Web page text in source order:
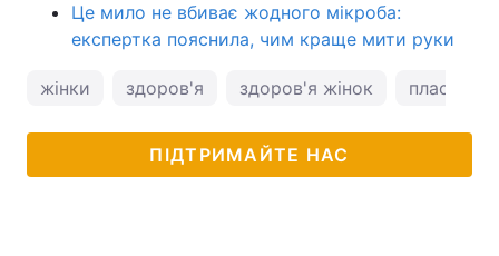
Це мило не вбиває жодного мікроба:
експертка пояснила, чим краще мити руки
жінки здоров'я здоров'я жінок
ПІДТРИМАЙТЕ НАС